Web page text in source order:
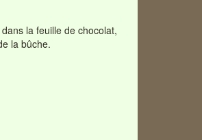
la feuille de chocolat,
la bûche.